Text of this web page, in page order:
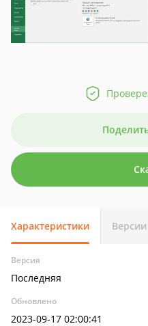
Характеристики Версии
Версия
Последняя
Обновлено
2023-09-17 02:00:41